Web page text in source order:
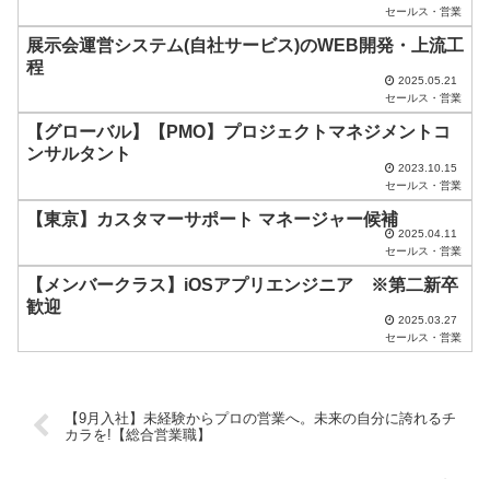
ま
に
て
く
さ
。
セールス・営業
展示会運営システム(自社サービス)のWEB開発・上流工
程
2025.05.21
セールス・営業
【グローバル】【PMO】プロジェクトマネジメントコ
ンサルタント
2023.10.15
セールス・営業
【東京】カスタマーサポート マネージャー候補
2025.04.11
セールス・営業
【メンバークラス】iOSアプリエンジニア ※第二新卒
歓迎
2025.03.27
セールス・営業
【9月入社】未経験からプロの営業へ。未来の自分に誇れるチ
カラを!【総合営業職】